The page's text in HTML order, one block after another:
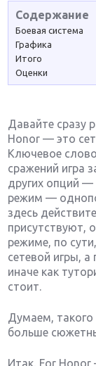
Содержание
Боевая система
Графика
Итого
Оценки
Давайте сразу
Honor — это
Ключевое
сражений игра
других опций
режим —
здесь
присутствуют,
режиме, по
сетевой игры,
иначе как
стоит.
Думаем, такого
больше
Итак, For